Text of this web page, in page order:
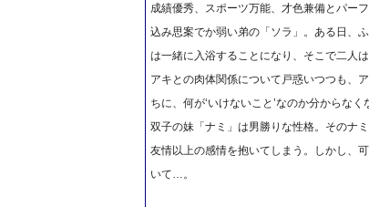
成績優秀、スポーツ万能、才色兼備とパー
込み思案でか弱い弟の「ソラ」。ある日、
は一緒に入浴することになり、そこで二人
アキとの肉体関係について戸惑いつつも、
ちに、何が‘いけないこと’なのか分からな
双子の妹「ナミ」は男勝りな性格。そのナ
友情以上の感情を抱いてしまう。しかし、
いて…。